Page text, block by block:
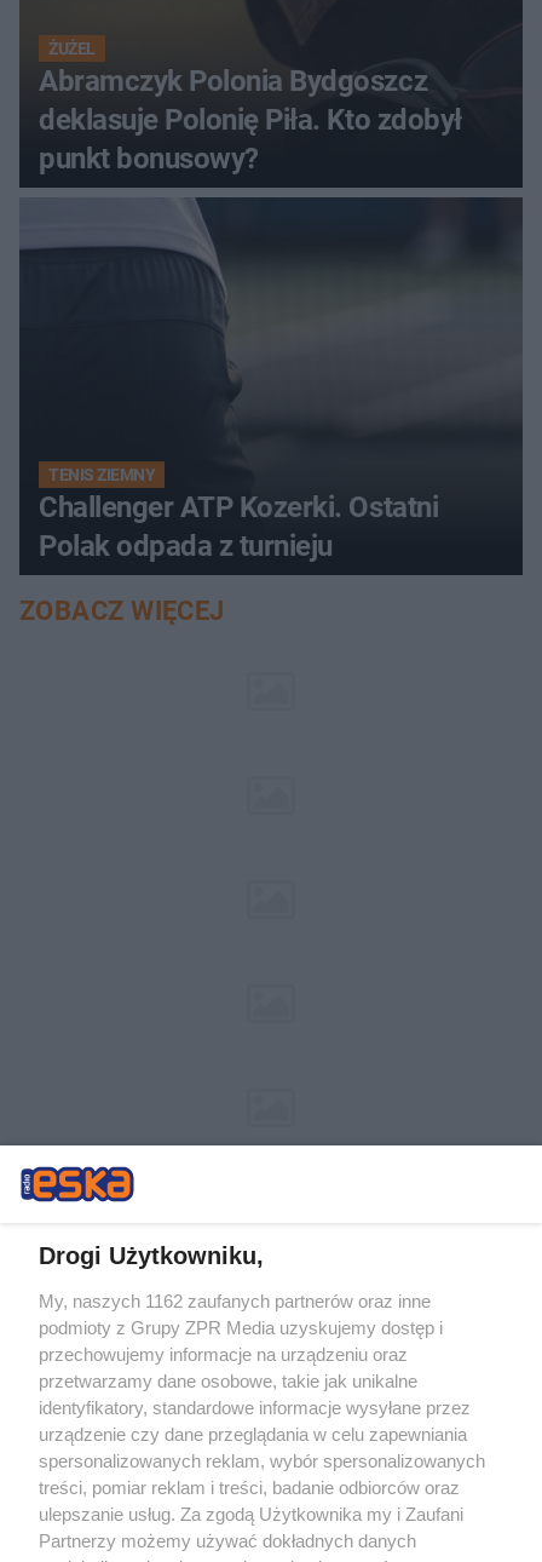
ŻUŻEL
Abramczyk Polonia Bydgoszcz
deklasuje Polonię Piła. Kto zdobył
punkt bonusowy?
TENIS ZIEMNY
Challenger ATP Kozerki. Ostatni
Polak odpada z turnieju
ZOBACZ WIĘCEJ
Żaden utwór zamieszczony w serwisie nie może być powielany i
rozpowszechniany lub dalej rozpowszechniany w jakikolwiek sposób (w
tym także elektroniczny lub mechaniczny) na jakimkolwiek polu
eksploatacji w jakiejkolwiek formie, włącznie z umieszczaniem w
Internecie bez pisemnej zgody właściciela praw. Jakiekolwiek użycie lub
wykorzystanie utworów w całości lub w części z naruszeniem prawa,
tzn. bez właściwej zgody, jest zabronione pod groźbą kary i może być
ścigane prawnie.
Drogi Użytkowniku,
My, naszych 1162 zaufanych partnerów oraz inne
podmioty z Grupy ZPR Media uzyskujemy dostęp i
przechowujemy informacje na urządzeniu oraz
przetwarzamy dane osobowe, takie jak unikalne
identyfikatory, standardowe informacje wysyłane przez
urządzenie czy dane przeglądania w celu zapewniania
spersonalizowanych reklam, wybór spersonalizowanych
treści, pomiar reklam i treści, badanie odbiorców oraz
ulepszanie usług. Za zgodą Użytkownika my i Zaufani
Partnerzy możemy używać dokładnych danych